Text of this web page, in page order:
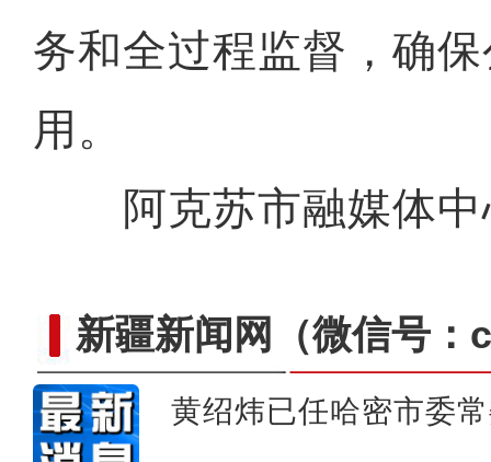
务和全过程监督，确
用。
阿克苏市融媒体中
新疆新闻网 （微信号
黄绍炜已任哈密市委